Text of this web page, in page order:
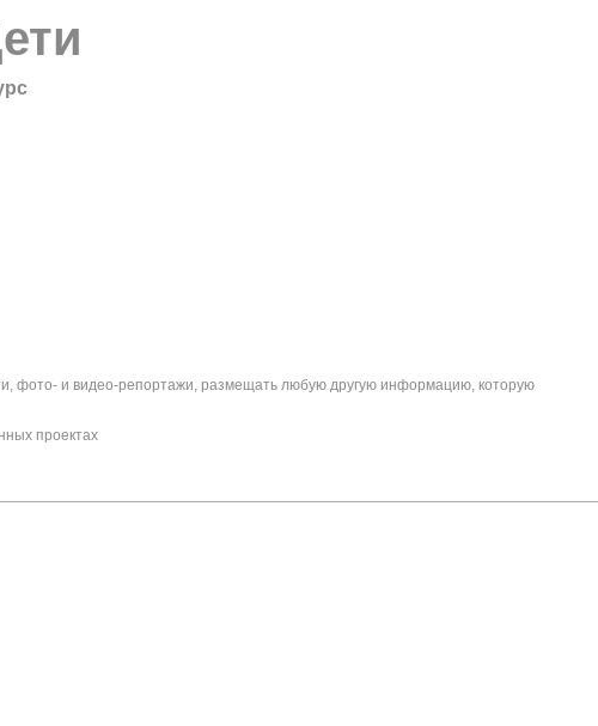
фото- и видео-репортажи, размещать любую другую информацию, которую
проектах